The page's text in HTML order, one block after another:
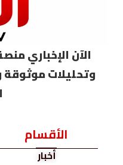
الآن الإخباري
وتحليلات موثوقة
الأقسام
أخبار